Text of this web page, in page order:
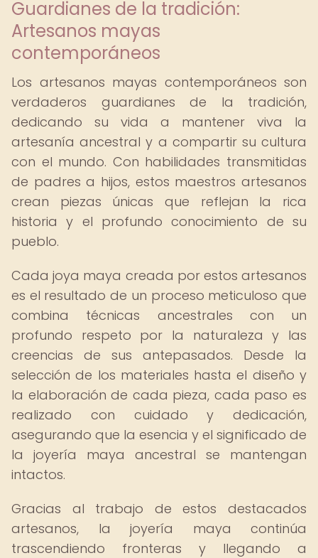
Guardianes de la tradición:
Artesanos mayas
contemporáneos
Los artesanos mayas contemporáneos son
verdaderos guardianes de la tradición,
dedicando su vida a mantener viva la
artesanía ancestral y a compartir su cultura
con el mundo. Con habilidades transmitidas
de padres a hijos, estos maestros artesanos
crean piezas únicas que reflejan la rica
historia y el profundo conocimiento de su
pueblo.
Cada joya maya creada por estos artesanos
es el resultado de un proceso meticuloso que
combina técnicas ancestrales con un
profundo respeto por la naturaleza y las
creencias de sus antepasados. Desde la
selección de los materiales hasta el diseño y
la elaboración de cada pieza, cada paso es
realizado con cuidado y dedicación,
asegurando que la esencia y el significado de
la joyería maya ancestral se mantengan
intactos.
Gracias al trabajo de estos destacados
artesanos, la joyería maya continúa
trascendiendo fronteras y llegando a